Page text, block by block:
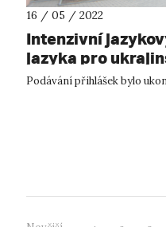
16 / 05 / 2022
Intenzivní
jazyka pro
Podávání přihlášek bylo